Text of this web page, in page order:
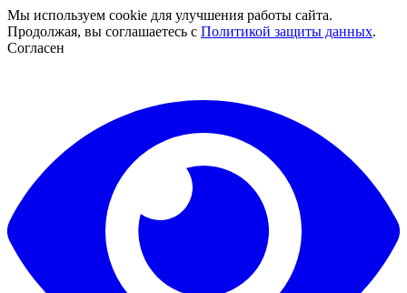
Мы используем cookie для улучшения работы сайта.
Продолжая, вы соглашаетесь с Политикой защиты данных.
Согласен